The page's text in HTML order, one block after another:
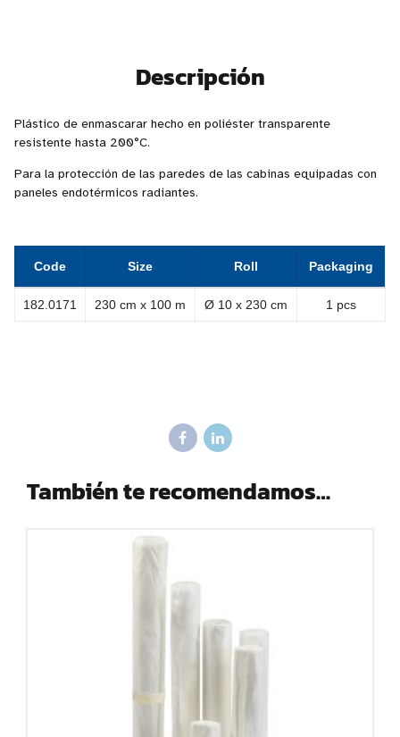
Descripción
Plástico de enmascarar hecho en poliéster transparente
resistente hasta 200°C.
Para la protección de las paredes de las cabinas equipadas con
paneles endotérmicos radiantes.
Code Size Roll Packaging
182.0171 230 cm x 100 m Ø 10 x 230 cm 1 pcs
También te recomendamos…